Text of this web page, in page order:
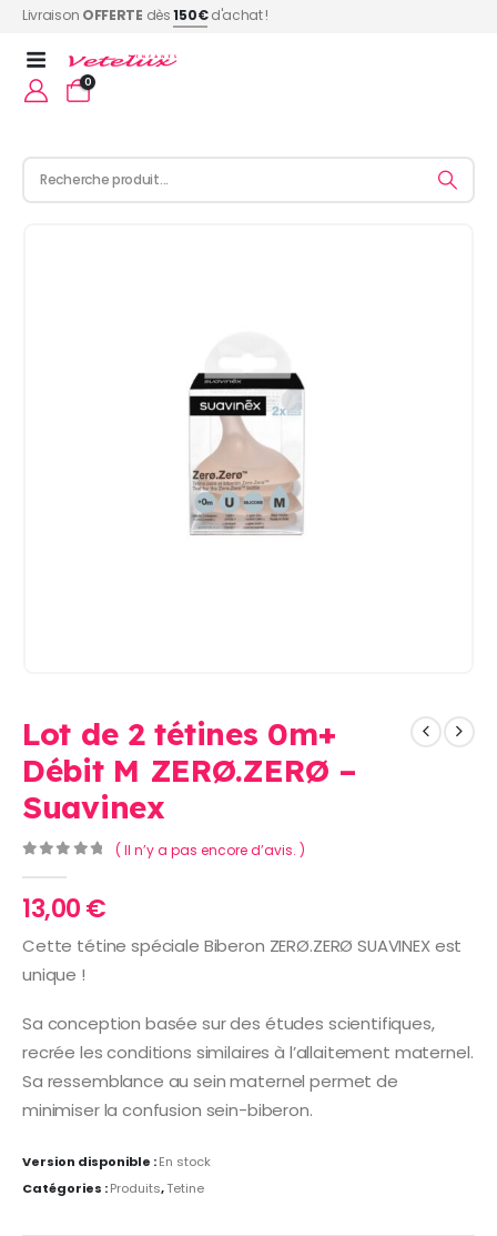
Livraison OFFERTE dès150€d'achat !
0
Lot de 2 tétines 0m+
Débit M ZERØ.ZERØ –
Suavinex
( Il n’y a pas encore d’avis. )
13,00€
Cette tétine spéciale Biberon ZERØ.ZERØ SUAVINEX est
unique !
Sa conception basée sur des études scientifiques,
recrée les conditions similaires à l’allaitement maternel.
Sa ressemblance au sein maternel permet de
minimiser la confusion sein-biberon.
Version disponible :En stock
Catégories :Produits,Tetine